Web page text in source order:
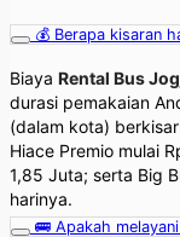
💰 Berapa kisaran
Biaya Rental Bus
durasi pemakaian
(dalam kota)
Hiace Premio mulai
1,85 Juta; serta Big
harinya.
🚌 Apakah